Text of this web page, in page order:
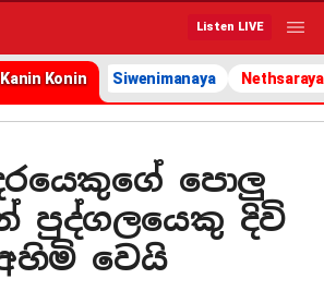
Listen LIVE
Kanin Konin Siwenimanaya Nethsaraya
පොලු
පුද්ගලයෙකු දිවි
වෙයි